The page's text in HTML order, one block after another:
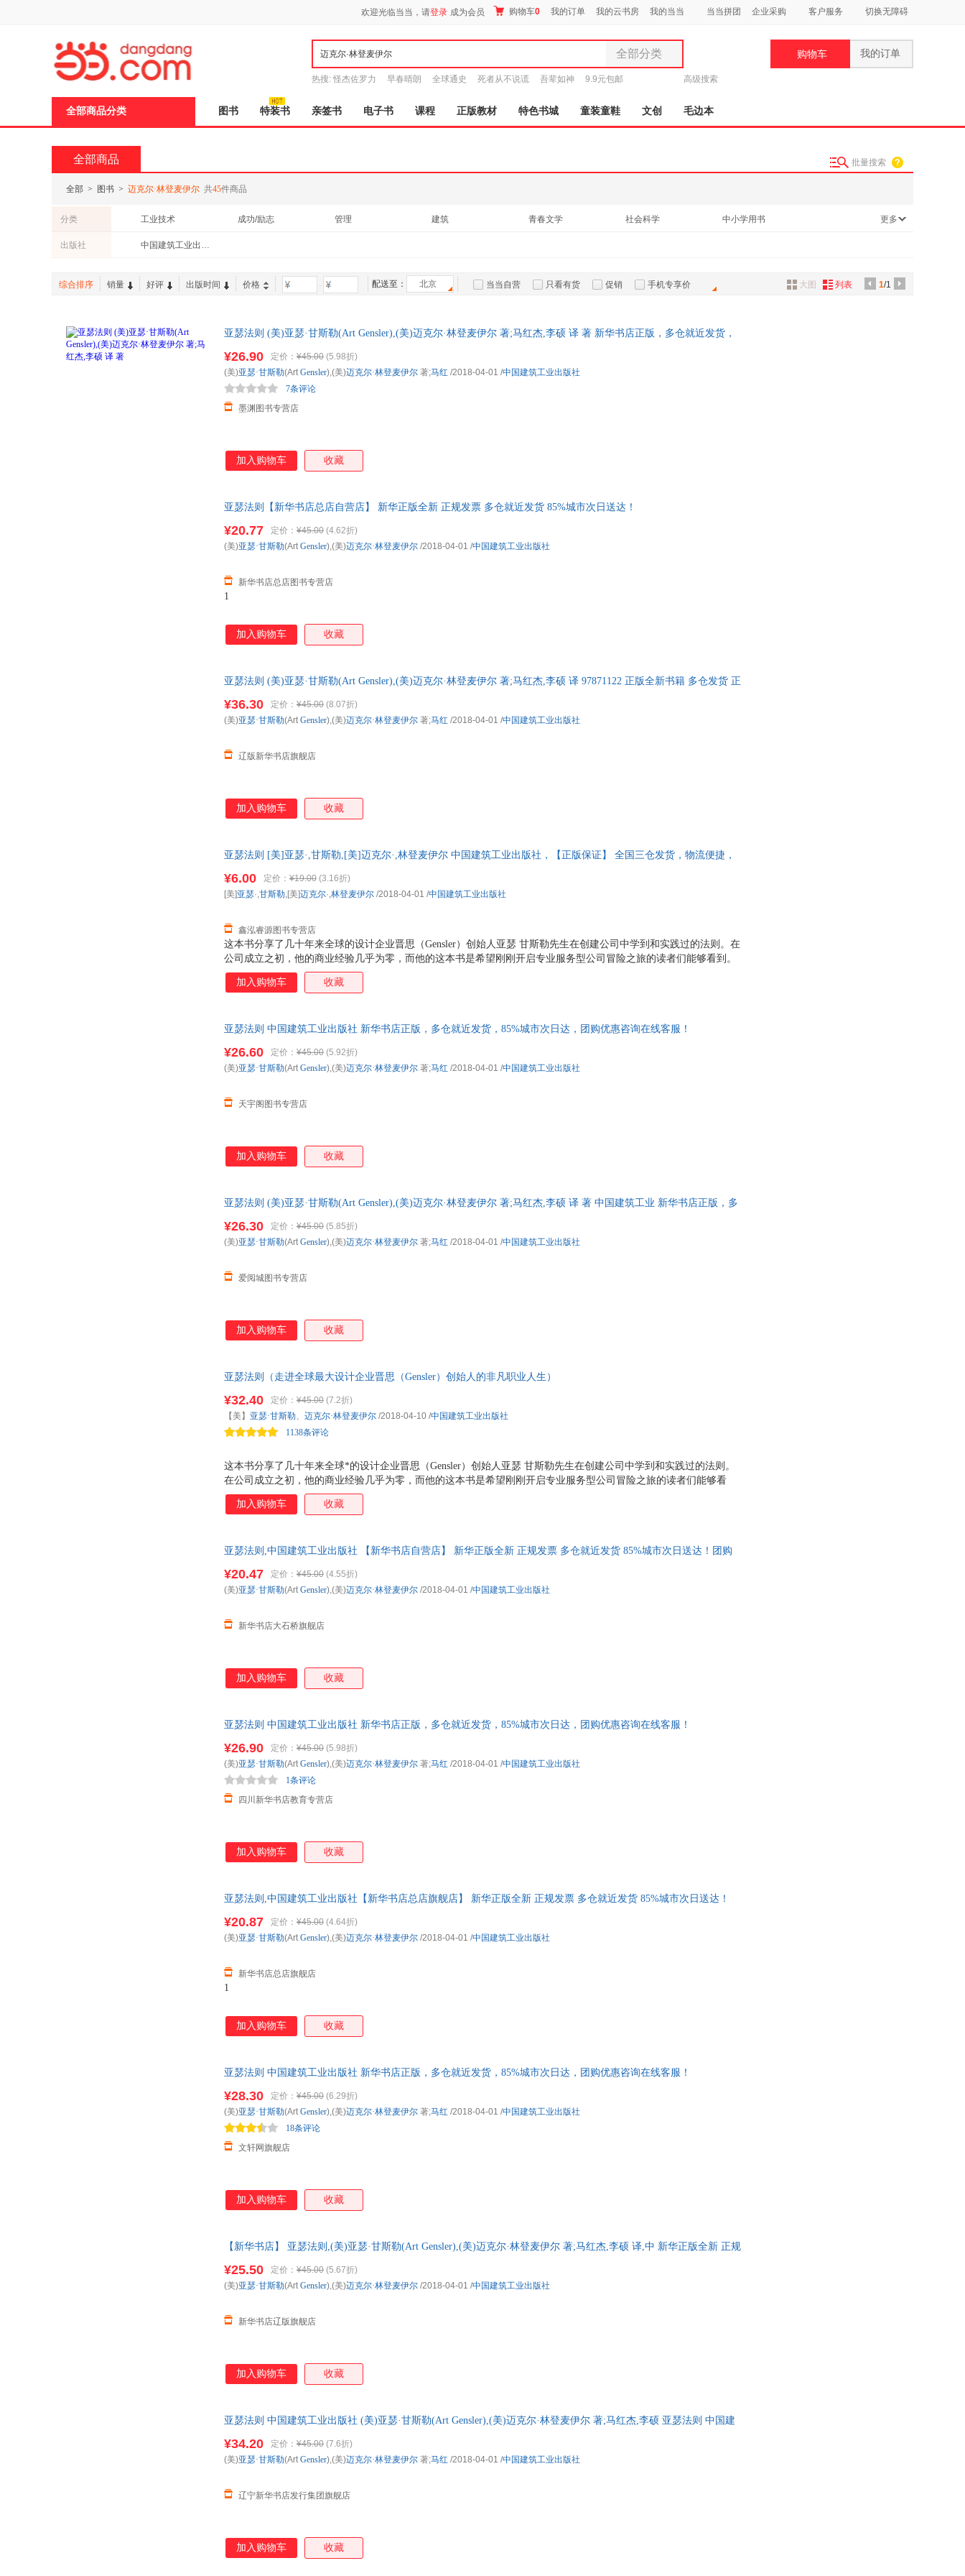
欢迎光临当当，请登录 成为会员 购物车0 我的订单 我的云书房 我的当当 当当拼团 企业采购 客户服务 切换无障碍
全部分类
全部分类
图书
电子书
玩具
家具装饰
箱包皮具
热搜: 怪杰佐罗力 早春晴朗 全球通史 死者从不说谎 吾辈如神 9.9元包邮 高级搜索
购物车 我的订单
全部商品分类 图书 特装书 亲签书 电子书 课程 正版教材 特色书城 童装童鞋 文创 毛边本
全部商品 批量搜索
全部 > 图书 > 迈克尔·林登麦伊尔 共45件商品
分类 工业技术 成功/励志 管理 建筑 青春文学 社会科学
中小学用书
童书
更多
出版社 中国建筑工业出版社
综合排序 销量 好评 出版时间 价格 - 配送至： 北京 当当自营 只看有货 促销 手机专享价 1/1
大图 列表
亚瑟法则 (美)亚瑟·甘斯勒(Art Gensler),(美)迈克尔·林登麦伊尔 著;马红杰,李硕 译 著 新华书店正版，多仓就近发货，
¥26.90 定价： ¥45.00 (5.98折)
墨渊图书专营店
7条评论
(美)亚瑟·甘斯勒(ArtGensler),(美)迈克尔·林登麦伊尔 著;马红 /2018-04-01 /中国建筑工业出版社
加入购物车 收藏
亚瑟法则【新华书店总店自营店】 新华正版全新 正规发票 多仓就近发货 85%城市次日送达！
1
¥20.77 定价： ¥45.00 (4.62折)
新华书店总店图书专营店
(美)亚瑟·甘斯勒(ArtGensler),(美)迈克尔·林登麦伊尔 /2018-04-01 /中国建筑工业出版社
加入购物车 收藏
亚瑟法则 (美)亚瑟·甘斯勒(Art Gensler),(美)迈克尔·林登麦伊尔 著;马红杰,李硕 译 97871122 正版全新书籍 多仓发货 正
¥36.30 定价： ¥45.00 (8.07折)
辽版新华书店旗舰店
(美)亚瑟·甘斯勒(ArtGensler),(美)迈克尔·林登麦伊尔 著;马红 /2018-04-01 /中国建筑工业出版社
加入购物车 收藏
亚瑟法则 [美]亚瑟·,甘斯勒,[美]迈克尔·,林登麦伊尔 中国建筑工业出版社，【正版保证】 全国三仓发货，物流便捷，
这本书分享了几十年来全球的设计企业晋思（Gensler）创始人亚瑟 甘斯勒先生在创建公司中学到和实践过的法则。在
公司成立之初，他的商业经验几乎为零，而他的这本书是希望刚刚开启专业服务型公司冒险之旅的读者们能够看到。
这本书会引导和促使你掌握更多的商务技巧，它们对建立成功的商业生涯至关重要。 这本书很轻松，除了精炼的文
字，还有幽默的插图，且不需要从头读起，一共有62个话题，你可以以自己的方式，选择一个感兴趣的话题。而书中
¥6.00 定价： ¥19.00 (3.16折)
鑫泓睿源图书专营店
[美]亚瑟·,甘斯勒,[美]迈克尔·,林登麦伊尔 /2018-04-01 /中国建筑工业出版社
加入购物车 收藏
亚瑟法则 中国建筑工业出版社 新华书店正版，多仓就近发货，85%城市次日达，团购优惠咨询在线客服！
¥26.60 定价： ¥45.00 (5.92折)
天宇阁图书专营店
(美)亚瑟·甘斯勒(ArtGensler),(美)迈克尔·林登麦伊尔 著;马红 /2018-04-01 /中国建筑工业出版社
加入购物车 收藏
亚瑟法则 (美)亚瑟·甘斯勒(Art Gensler),(美)迈克尔·林登麦伊尔 著;马红杰,李硕 译 著 中国建筑工业 新华书店正版，多
¥26.30 定价： ¥45.00 (5.85折)
爱阅城图书专营店
(美)亚瑟·甘斯勒(ArtGensler),(美)迈克尔·林登麦伊尔 著;马红 /2018-04-01 /中国建筑工业出版社
加入购物车 收藏
亚瑟法则（走进全球最大设计企业晋思（Gensler）创始人的非凡职业人生）
这本书分享了几十年来全球*的设计企业晋思（Gensler）创始人亚瑟 甘斯勒先生在创建公司中学到和实践过的法则。
在公司成立之初，他的商业经验几乎为零，而他的这本书是希望刚刚开启专业服务型公司冒险之旅的读者们能够看
到。这本书会引导和促使你掌握更多的商务技巧，它们对建立成功的商业生涯至关重要。 这本书很轻松，除了精炼的
文字，还有幽默的插图，且不需要从头读起，一共有62个话题，你可以以自己的方式，选择一个感兴趣的话题。而书
¥32.40 定价： ¥45.00 (7.2折)
1138条评论
【美】 亚瑟·甘斯勒、 迈克尔·林登麦伊尔 /2018-04-10 /中国建筑工业出版社
加入购物车 收藏
亚瑟法则,中国建筑工业出版社 【新华书店自营店】 新华正版全新 正规发票 多仓就近发货 85%城市次日送达！团购
¥20.47 定价： ¥45.00 (4.55折)
新华书店大石桥旗舰店
(美)亚瑟·甘斯勒(ArtGensler),(美)迈克尔·林登麦伊尔 /2018-04-01 /中国建筑工业出版社
加入购物车 收藏
亚瑟法则 中国建筑工业出版社 新华书店正版，多仓就近发货，85%城市次日达，团购优惠咨询在线客服！
¥26.90 定价： ¥45.00 (5.98折)
四川新华书店教育专营店
1条评论
(美)亚瑟·甘斯勒(ArtGensler),(美)迈克尔·林登麦伊尔 著;马红 /2018-04-01 /中国建筑工业出版社
加入购物车 收藏
亚瑟法则,中国建筑工业出版社【新华书店总店旗舰店】 新华正版全新 正规发票 多仓就近发货 85%城市次日送达！
1
¥20.87 定价： ¥45.00 (4.64折)
新华书店总店旗舰店
(美)亚瑟·甘斯勒(ArtGensler),(美)迈克尔·林登麦伊尔 /2018-04-01 /中国建筑工业出版社
加入购物车 收藏
亚瑟法则 中国建筑工业出版社 新华书店正版，多仓就近发货，85%城市次日达，团购优惠咨询在线客服！
¥28.30 定价： ¥45.00 (6.29折)
文轩网旗舰店
18条评论
(美)亚瑟·甘斯勒(ArtGensler),(美)迈克尔·林登麦伊尔 著;马红 /2018-04-01 /中国建筑工业出版社
加入购物车 收藏
【新华书店】 亚瑟法则,(美)亚瑟·甘斯勒(Art Gensler),(美)迈克尔·林登麦伊尔 著;马红杰,李硕 译,中 新华正版全新 正规
¥25.50 定价： ¥45.00 (5.67折)
新华书店辽版旗舰店
(美)亚瑟·甘斯勒(ArtGensler),(美)迈克尔·林登麦伊尔 /2018-04-01 /中国建筑工业出版社
加入购物车 收藏
亚瑟法则 中国建筑工业出版社 (美)亚瑟·甘斯勒(Art Gensler),(美)迈克尔·林登麦伊尔 著;马红杰,李硕 亚瑟法则 中国建
¥34.20 定价： ¥45.00 (7.6折)
辽宁新华书店发行集团旗舰店
(美)亚瑟·甘斯勒(ArtGensler),(美)迈克尔·林登麦伊尔 著;马红 /2018-04-01 /中国建筑工业出版社
加入购物车 收藏
页